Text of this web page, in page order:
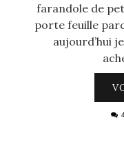
farandole de
porte feuille
aujourd’hui